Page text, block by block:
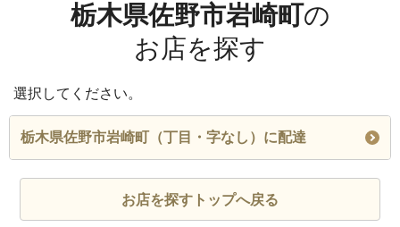
栃木県佐野市岩崎町の
お店を探す
選択してください。
栃木県佐野市岩崎町（丁目・字なし）に配達
お店を探すトップへ戻る